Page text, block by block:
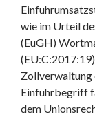
wie im Urteil
(EuGH)
Zollverwaltung
Einfuhrbegriff
dem